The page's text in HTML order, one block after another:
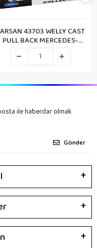
KARSAN 43696 WELLY
DIECAST NEW MINI
ile haberdar olmak
Gönder